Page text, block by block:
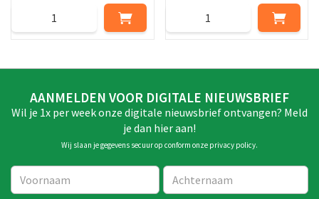
AANMELDEN VOOR DIGITALE NIEUWSBRIEF
Wil je 1x per week onze digitale nieuwsbrief ontvangen? Meld
je dan hier aan!
Wij slaan je gegevens secuur op conform onze privacy policy.